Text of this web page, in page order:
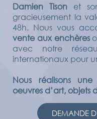
Damien Tison et
gracieusement la
48h. Nous vous
vente aux enchères
avec notre
internationaux pour
Nous réalisons
oeuvres d’art, objets
DEMANDE